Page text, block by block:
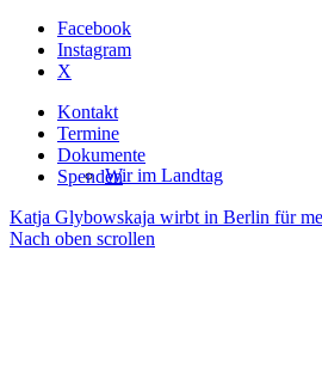
Wir im Landtag
Facebook
Instagram
X
Kontakt
Termine
Dokumente
Spenden
Katja Glybowskaja wirbt in Berlin für
Nach oben scrollen